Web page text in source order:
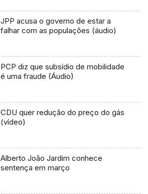
JPP acusa o governo de estar a
falhar com as populações (áudio)
PCP diz que subsídio de mobilidade
é uma fraude (Áudio)
CDU quer redução do preço do gás
(vídeo)
Alberto João Jardim conhece
sentença em março